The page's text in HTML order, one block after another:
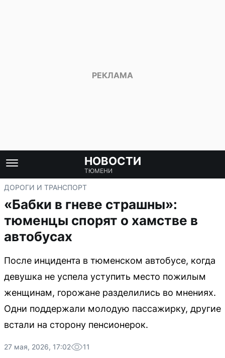
НОВОСТИ
ТЮМЕНИ
ДОРОГИ И ТРАНСПОРТ
«Бабки в гневе страшны»:
тюменцы спорят о хамстве в
автобусах
После инцидента в тюменском автобусе, когда
девушка не успела уступить место пожилым
женщинам, горожане разделились во мнениях.
Одни поддержали молодую пассажирку, другие
встали на сторону пенсионерок.
27 мая, 2026, 17:02 11